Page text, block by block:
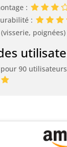
:
:
poignées)
90 utilisateurs